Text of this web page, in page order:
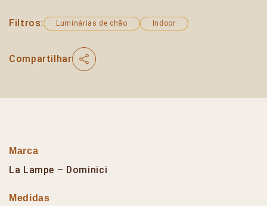
Filtros: Luminárias de chão Indoor
Compartilhar
Marca
La Lampe – Dominici
Medidas